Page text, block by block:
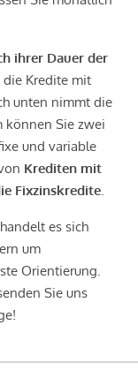
ihrer Dauer der
die Kredite mit
unten nimmt die
können Sie zwei
und variable
Krediten mit
Fixzinskredite
es sich
um
Orientierung.
Sie uns